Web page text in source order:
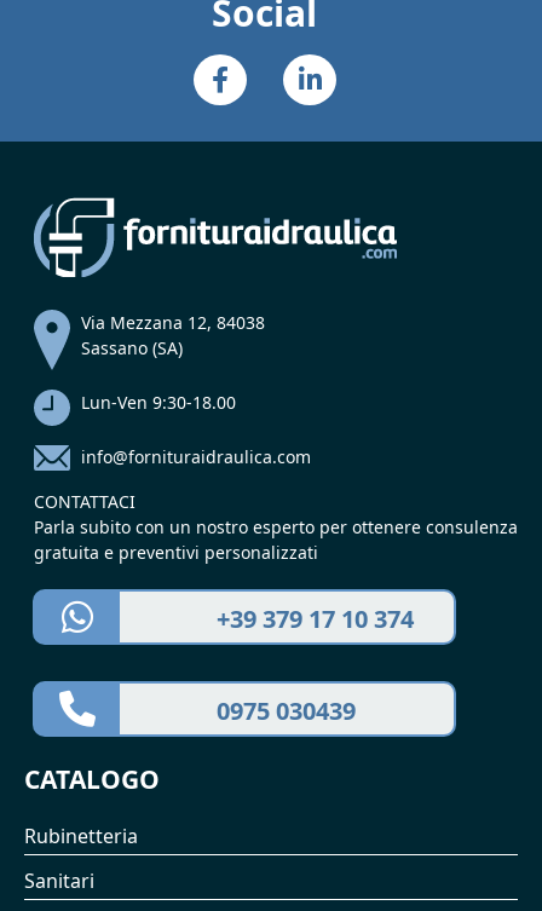
Social
Via Mezzana 12, 84038
Sassano (SA)
Lun-Ven 9:30-18.00
info@fornituraidraulica.com
CONTATTACI
Parla subito con un nostro esperto per ottenere consulenza
gratuita e preventivi personalizzati
+39 379 17 10 374
0975 030439
CATALOGO
Rubinetteria
Sanitari